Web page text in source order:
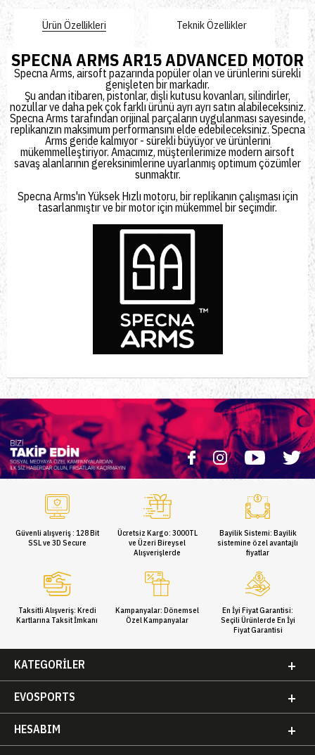
Ürün Özellikleri Teknik Özellikler
SPECNA ARMS AR15 ADVANCED MOTOR
Specna Arms, airsoft pazarında popüler olan ve ürünlerini sürekli
genişleten bir markadır.
Şu andan itibaren, pistonlar, dişli kutusu kovanları, silindirler,
nozullar ve daha pek çok farklı ürünü ayrı ayrı satın alabileceksiniz.
Specna Arms tarafından orijinal parçaların uygulanması sayesinde,
replikanızın maksimum performansını elde edebileceksiniz. Specna
Arms geride kalmıyor - sürekli büyüyor ve ürünlerini
mükemmelleştiriyor. Amacımız, müşterilerimize modern airsoft
savaş alanlarının gereksinimlerine uyarlanmış optimum çözümler
sunmaktır.
Specna Arms'ın Yüksek Hızlı motoru, bir replikanın çalışması için
tasarlanmıştır ve bir motor için mükemmel bir seçimdir.
Güvenli alışveriş : 128 Bit
SSL ve 3D Secure
Ücretsiz Kargo: 3000TL
ve Üzeri Bireysel
Alışverişlerde
Bayilik Sistemi: Bayilik
sistemine özel avantajlı
fiyatlar
Taksitli Alışveriş: Kredi
Kartlarına Taksit İmkanı
Kampanyalar: Dönemsel
Özel Kampanyalar
En İyi Fiyat Garantisi:
Seçili Ürünlerde En İyi
Fiyat Garantisi
KATEGORILER
EVOSPORTS
HESABIM